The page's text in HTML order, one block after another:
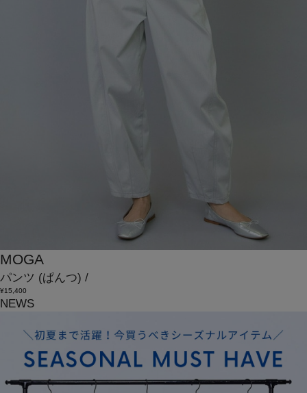
MOGA
パンツ (ぱんつ) /
¥15,400
NEWS